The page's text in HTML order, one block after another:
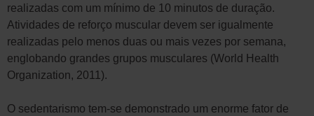
realizadas com um mínimo de 10 minutos de duração.
Atividades de reforço muscular devem ser igualmente
realizadas pelo menos duas ou mais vezes por semana,
englobando grandes grupos musculares (World Health
Organization, 2011).
O sedentarismo tem-se demonstrado um enorme fator de